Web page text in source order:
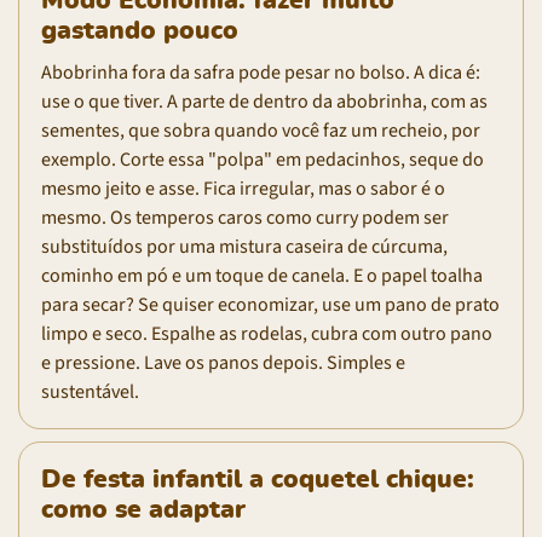
gastando pouco
Abobrinha fora da safra pode pesar no bolso. A dica é:
use o que tiver. A parte de dentro da abobrinha, com as
sementes, que sobra quando você faz um recheio, por
exemplo. Corte essa "polpa" em pedacinhos, seque do
mesmo jeito e asse. Fica irregular, mas o sabor é o
mesmo. Os temperos caros como curry podem ser
substituídos por uma mistura caseira de cúrcuma,
cominho em pó e um toque de canela. E o papel toalha
para secar? Se quiser economizar, use um pano de prato
limpo e seco. Espalhe as rodelas, cubra com outro pano
e pressione. Lave os panos depois. Simples e
sustentável.
De festa infantil a coquetel chique:
como se adaptar